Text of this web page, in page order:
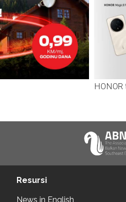
Resursi
News in English